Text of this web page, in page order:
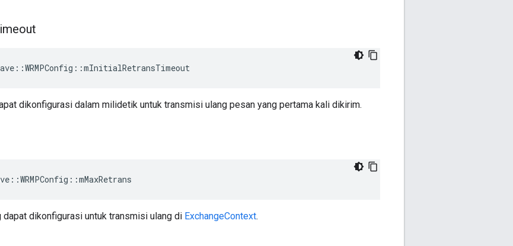
dikonfigurasi dalam milidetik untuk transmisi ulang pesan yang pertama kali dikirim.
dapat dikonfigurasi untuk transmisi ulang di ExchangeContext.